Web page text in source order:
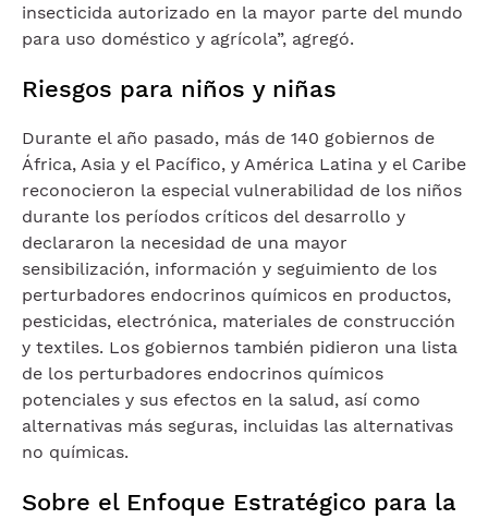
insecticida autorizado en la mayor parte del mundo
para uso doméstico y agrícola”, agregó.
Riesgos para niños y niñas
Durante el año pasado, más de 140 gobiernos de
África, Asia y el Pacífico, y América Latina y el Caribe
reconocieron la especial vulnerabilidad de los niños
durante los períodos críticos del desarrollo y
declararon la necesidad de una mayor
sensibilización, información y seguimiento de los
perturbadores endocrinos químicos en productos,
pesticidas, electrónica, materiales de construcción
y textiles. Los gobiernos también pidieron una lista
de los perturbadores endocrinos químicos
potenciales y sus efectos en la salud, así como
alternativas más seguras, incluidas las alternativas
no químicas.
Sobre el Enfoque Estratégico para la